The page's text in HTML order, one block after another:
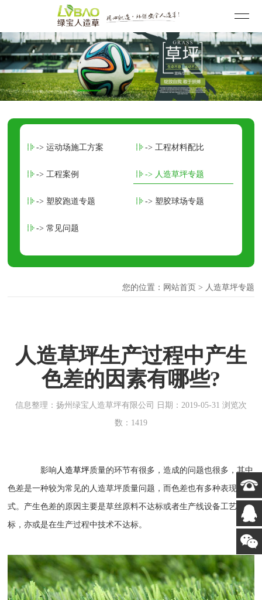
-> 运动场施工方案 -> 工程材料配比
-> 工程案例 -> 人造草坪专题
-> 塑胶跑道专题 -> 塑胶球场专题
-> 常见问题
您的位置： 网站首页> 人造草坪专题
人造草坪生产过程中产生
色差的因素有哪些?
信息整理：扬州绿宝人造草坪有限公司 日期：2019-05-31 浏览次
数：1419
影响 人造草坪质量的环节有很多，造成的问题也很多，其中
色差是一种较为常见的人造草坪质量问题，而色差也有多种表现方
式。产生色差的原因主要是草丝原料不达标或者生产线设备工艺不达
标，亦或是在生产过程中技术不达标。